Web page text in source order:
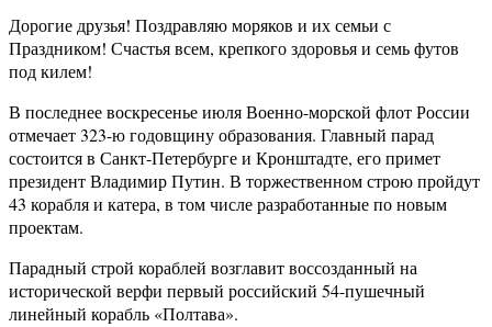
Дорогие друзья! Поздравляю моряков и их семьи с
Праздником! Счастья всем, крепкого здоровья и семь футов
под килем!
В последнее воскресенье июля Военно-морской флот России
отмечает 323-ю годовщину образования. Главный парад
состоится в Санкт-Петербурге и Кронштадте, его примет
президент Владимир Путин. В торжественном строю пройдут
43 корабля и катера, в том числе разработанные по новым
проектам.
Парадный строй кораблей возглавит воссозданный на
исторической верфи первый российский 54-пушечный
линейный корабль «Полтава».